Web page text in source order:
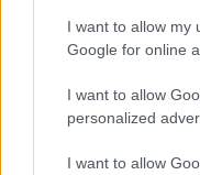
I want to allow my
Google for online
I want to allow
personalized
I want to allow
εγχείρημα. Οι
συμφωνούν πως
δεξιότητα, αυξάνει
διακριθεί στον